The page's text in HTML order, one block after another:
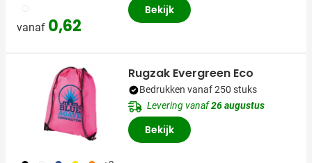
002
vanaf 0,62
Bekijk
Rugzak Evergreen Eco
Bedrukken vanaf 250 stuks
Levering vanaf26 augustus
Bekijk